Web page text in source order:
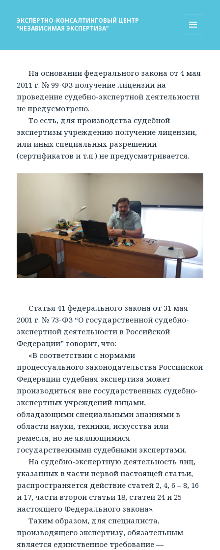
ЭКСПЕРТНО-КОНСАЛТИНГОВЫЙ ЦЕНТР
“НЕЗАВИСИМАЯ ЭКСПЕРТИЗА”
На основании федерального закона от 4 мая
2011 г. № 99-ФЗ получение лицензии на
проведение судебно-экспертной деятельности
не предусмотрено.
То есть, для производства судебной
экспертизы учреждению получение лицензии,
или иных специальных разрешений
(сертификатов и т.п.) не предусматривается.
Статья 41 федерального закона от 31 мая
2001 г. № 73-ФЗ “О государственной судебно-
экспертной деятельности в Российской
Федерации” говорит, что:
«В соответствии с нормами
процессуального законодательства Российской
Федерации судебная экспертиза может
производиться вне государственных судебно-
экспертных учреждений лицами,
обладающими специальными знаниями в
области науки, техники, искусства или
ремесла, но не являющимися
государственными судебными экспертами.
На судебно-экспертную деятельность лиц,
указанных в части первой настоящей статьи,
распространяется действие статей 2, 4, 6 – 8, 16
и 17, части второй статьи 18, статей 24 и 25
настоящего Федерального закона».
Таким образом, для специалиста,
производящего экспертизу, обязательным
является единственное требование —